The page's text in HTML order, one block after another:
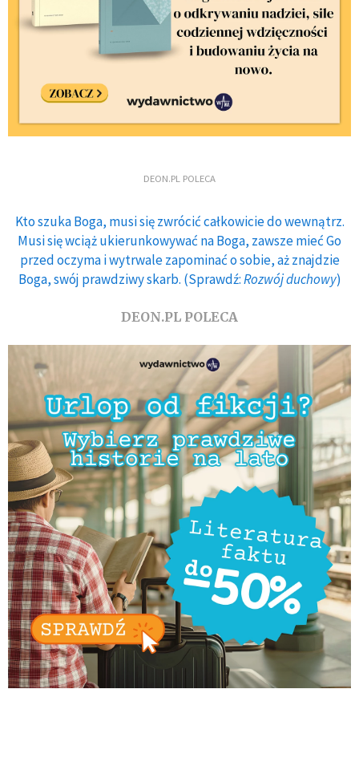
DEON.PL POLECA
Kto szuka Boga, musi się zwrócić całkowicie do wewnątrz.
Musi się wciąż ukierunkowywać na Boga, zawsze mieć Go
przed oczyma i wytrwale zapominać o sobie, aż znajdzie
Boga, swój prawdziwy skarb. (Sprawdź:Rozwój duchowy)
DEON.PL POLECA